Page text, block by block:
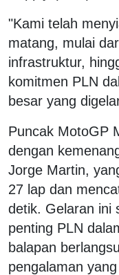
"Kami telah
matang, mulai
infrastruktur,
komitmen PLN
besar yang
Puncak MotoGP
dengan
Jorge Martin,
27 lap dan
detik. Gelaran ini
penting PLN
balapan
pengalaman